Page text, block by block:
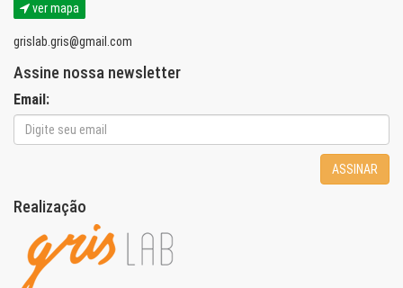
ver mapa
grislab.gris@gmail.com
Assine nossa newsletter
Email:
ASSINAR
Realização